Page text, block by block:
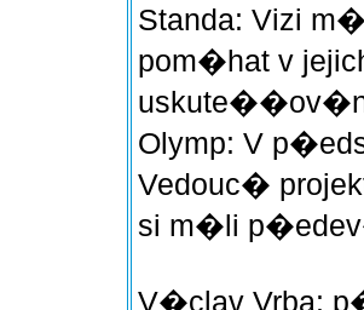
Standa: Vizi
pom�hat v
Olymp: V
Vedouc�
si m�li
V�clav Vrba: